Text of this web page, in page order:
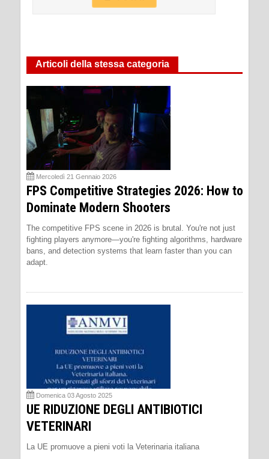
Articoli della stessa categoria
Mercoledì 21 Gennaio 2026
FPS Competitive Strategies 2026: How to
Dominate Modern Shooters
The competitive FPS scene in 2026 is brutal. You're not just
fighting players anymore—you're fighting algorithms, hardware
bans, and detection systems that learn faster than you can
adapt.
Domenica 03 Agosto 2025
UE RIDUZIONE DEGLI ANTIBIOTICI
VETERINARI
La UE promuove a pieni voti la Veterinaria italiana